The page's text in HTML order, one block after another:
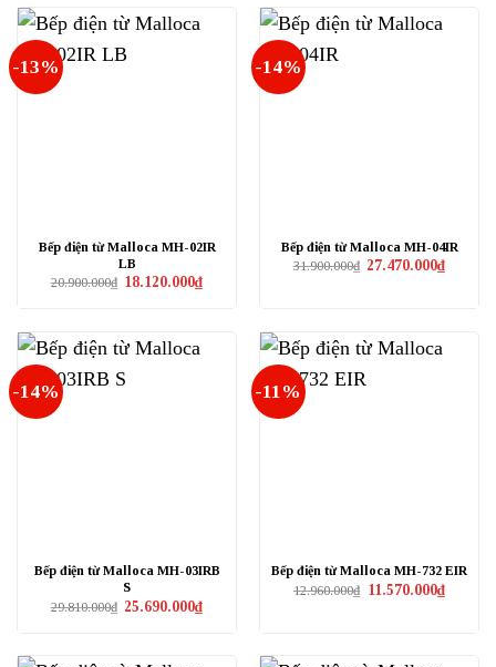
25.310.000₫.
-13%
Bếp điện từ Malloca MH-02IR
LB
20.900.000₫ Giá
18.120.000₫Giá
hiện
18.120.000₫.
-14%
Bếp điện từ Malloca MH-04IR
31.900.000₫ Giá
27.470.000₫Giá
hiện
-14%
Bếp điện từ Malloca MH-03IRB
S
29.810.000₫ Giá
25.690.000₫Giá
hiện
25.690.000₫.
-11%
Bếp điện từ Malloca MH-732 EIR
12.960.000₫ Giá
11.570.000₫Giá
hiện